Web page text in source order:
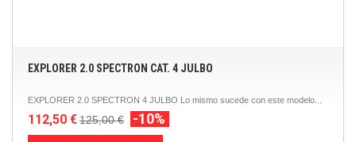
EXPLORER 2.0 SPECTRON CAT. 4 JULBO
EXPLORER 2.0 SPECTRON 4 JULBO Lo mismo sucede con este modelo...
112,50 €125,00 € -10%